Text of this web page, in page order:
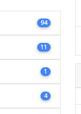
94
11
1
4